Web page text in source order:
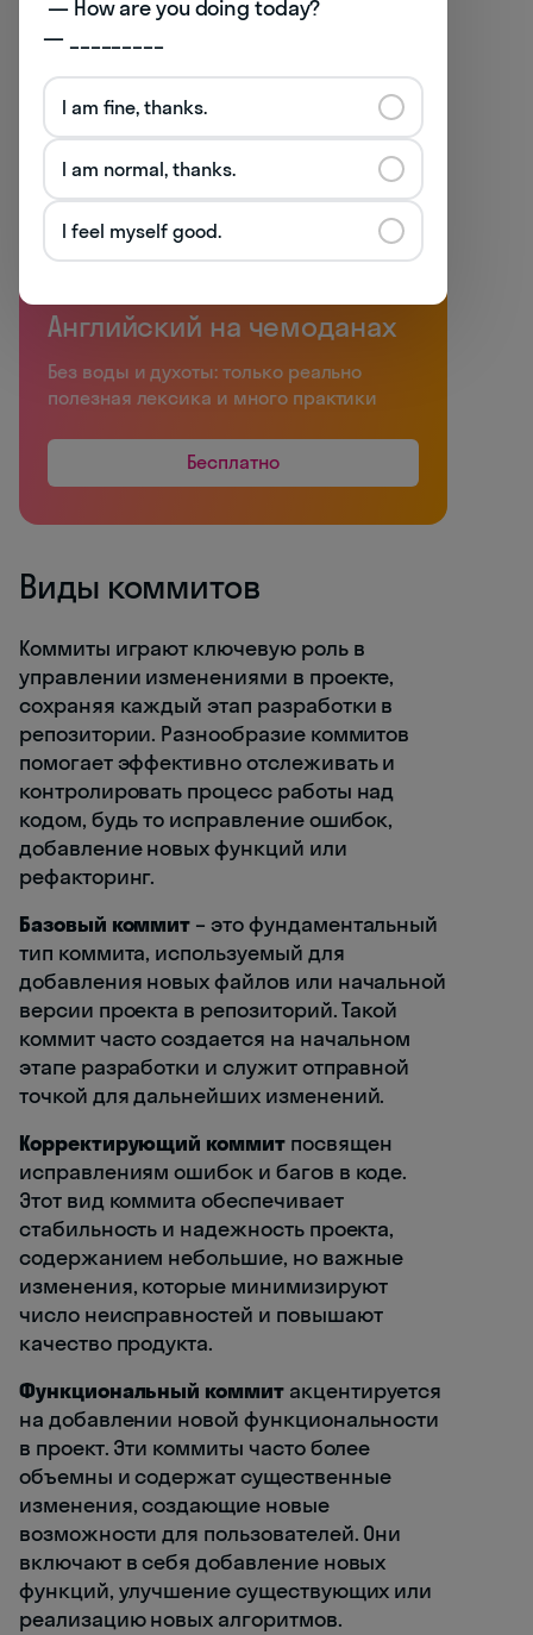
Английский на чемоданах
Без воды и духоты: только реально
полезная лексика и много практики
Бесплатно
Виды коммитов
Коммиты играют ключевую роль в
управлении изменениями в проекте,
сохраняя каждый этап разработки в
репозитории. Разнообразие коммитов
помогает эффективно отслеживать и
контролировать процесс работы над
кодом, будь то исправление ошибок,
добавление новых функций или
рефакторинг.
Базовый коммит – это фундаментальный
тип коммита, используемый для
добавления новых файлов или начальной
версии проекта в репозиторий. Такой
коммит часто создается на начальном
этапе разработки и служит отправной
точкой для дальнейших изменений.
Корректирующий коммитпосвящен
исправлениям ошибок и багов в коде.
Этот вид коммита обеспечивает
стабильность и надежность проекта,
содержанием небольшие, но важные
изменения, которые минимизируют
число неисправностей и повышают
качество продукта.
Функциональный коммитакцентируется
на добавлении новой функциональности
в проект. Эти коммиты часто более
объемны и содержат существенные
изменения, создающие новые
возможности для пользователей. Они
включают в себя добавление новых
функций, улучшение существующих или
реализацию новых алгоритмов.
— _________
I am fine, thanks.
I am normal, thanks.
I feel myself good.